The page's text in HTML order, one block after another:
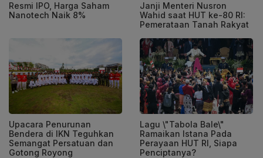
Resmi IPO, Harga Saham
Nanotech Naik 8%
Janji Menteri Nusron
Wahid saat HUT ke-80 RI:
Pemerataan Tanah Rakyat
Upacara Penurunan
Bendera di IKN Teguhkan
Semangat Persatuan dan
Gotong Royong
Lagu \"Tabola Bale\"
Ramaikan Istana Pada
Perayaan HUT RI, Siapa
Penciptanya?